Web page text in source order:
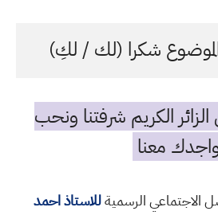
شكرا (لك / لكِ)
الكريم شرفتنا ونحب
معنا
الاجتماعي الرسميةللاستاذ احمد